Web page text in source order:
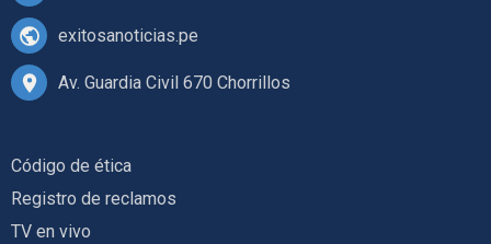
exitosanoticias.pe
Av. Guardia Civil 670 Chorrillos
Código de ética
Registro de reclamos
TV en vivo